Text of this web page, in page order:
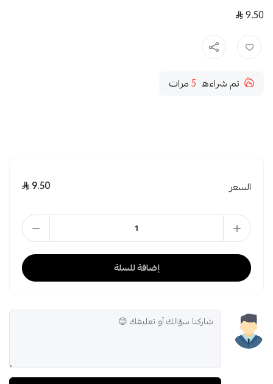
9.50
تم شراءه 5مرات
السعر 9.50
إضافة للسلة